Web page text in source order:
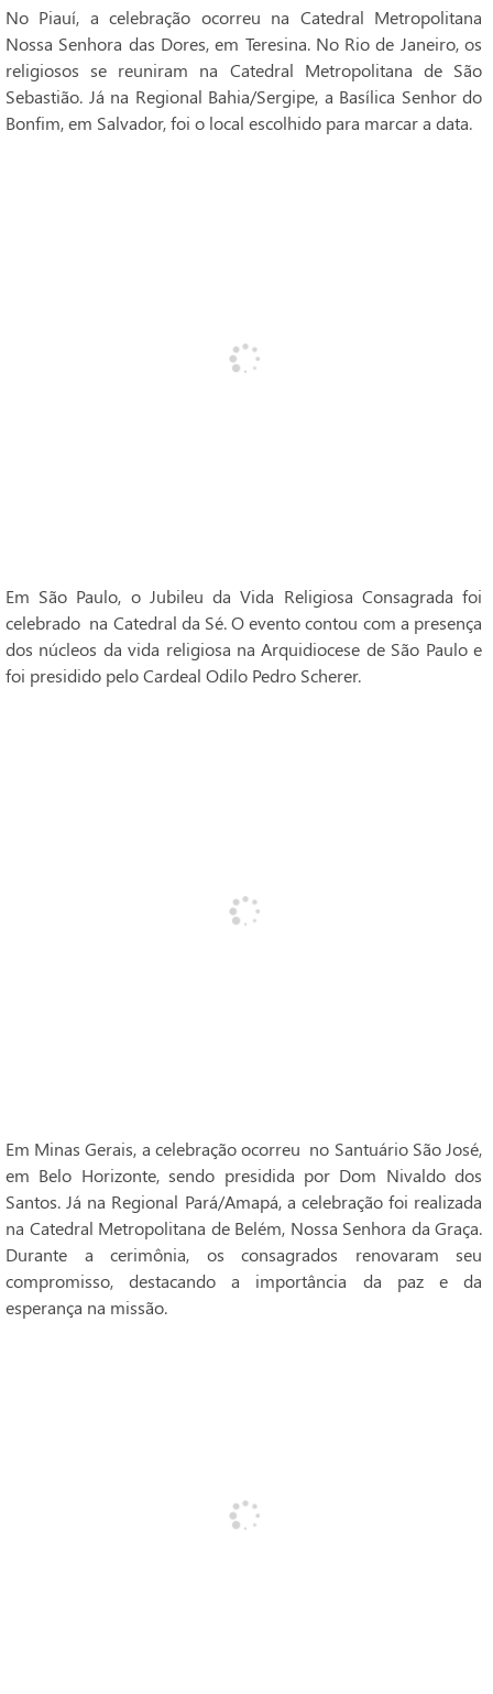
No Piauí, a celebração ocorreu na Catedral Metropolitana
Nossa Senhora das Dores, em Teresina. No Rio de Janeiro, os
religiosos se reuniram na Catedral Metropolitana de São
Sebastião. Já na Regional Bahia/Sergipe, a Basílica Senhor do
Bonfim, em Salvador, foi o local escolhido para marcar a data.
Em São Paulo, o Jubileu da Vida Religiosa Consagrada foi
celebrado na Catedral da Sé. O evento contou com a presença
dos núcleos da vida religiosa na Arquidiocese de São Paulo e
foi presidido pelo Cardeal Odilo Pedro Scherer.
Em Minas Gerais, a celebração ocorreu no Santuário São José,
em Belo Horizonte, sendo presidida por Dom Nivaldo dos
Santos. Já na Regional Pará/Amapá, a celebração foi realizada
na Catedral Metropolitana de Belém, Nossa Senhora da Graça.
Durante a cerimônia, os consagrados renovaram seu
compromisso, destacando a importância da paz e da
esperança na missão.